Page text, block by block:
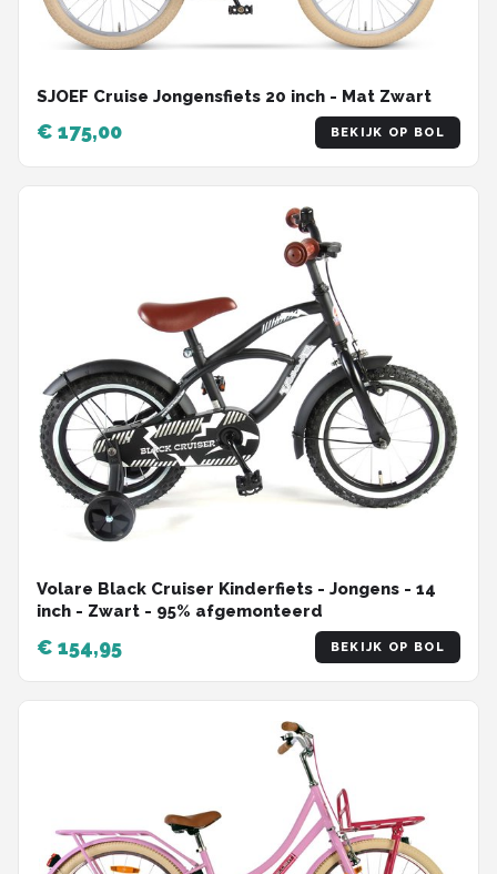
SJOEF Cruise Jongensfiets 20 inch - Mat Zwart
€ 175,00 BEKIJK OP BOL
Volare Black Cruiser Kinderfiets - Jongens - 14
inch - Zwart - 95% afgemonteerd
€ 154,95 BEKIJK OP BOL